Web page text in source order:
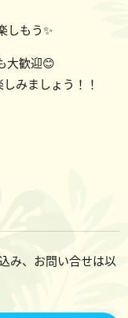
しもう✨
大歓迎😊
みましょう！！
み、お問い合せは以